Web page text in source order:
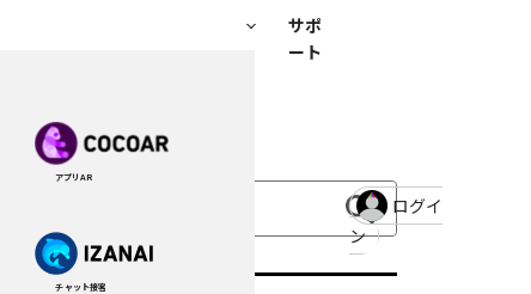
アプリAR
チャット接客
サポ
ート
ログイ
ン